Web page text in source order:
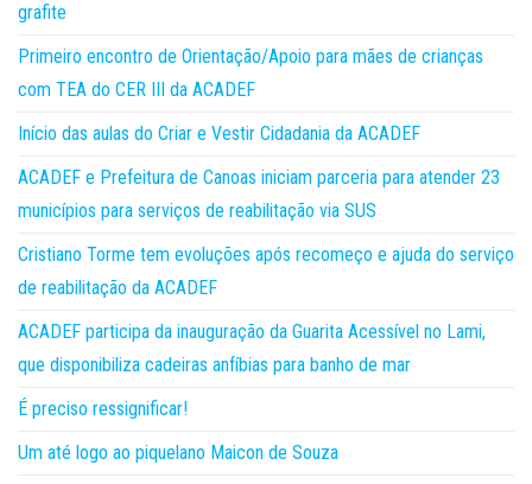
grafite
Primeiro encontro de Orientação/Apoio para mães de crianças
com TEA do CER III da ACADEF
Início das aulas do Criar e Vestir Cidadania da ACADEF
ACADEF e Prefeitura de Canoas iniciam parceria para atender 23
municípios para serviços de reabilitação via SUS
Cristiano Torme tem evoluções após recomeço e ajuda do serviço
de reabilitação da ACADEF
ACADEF participa da inauguração da Guarita Acessível no Lami,
que disponibiliza cadeiras anfíbias para banho de mar
É preciso ressignificar!
Um até logo ao piquelano Maicon de Souza